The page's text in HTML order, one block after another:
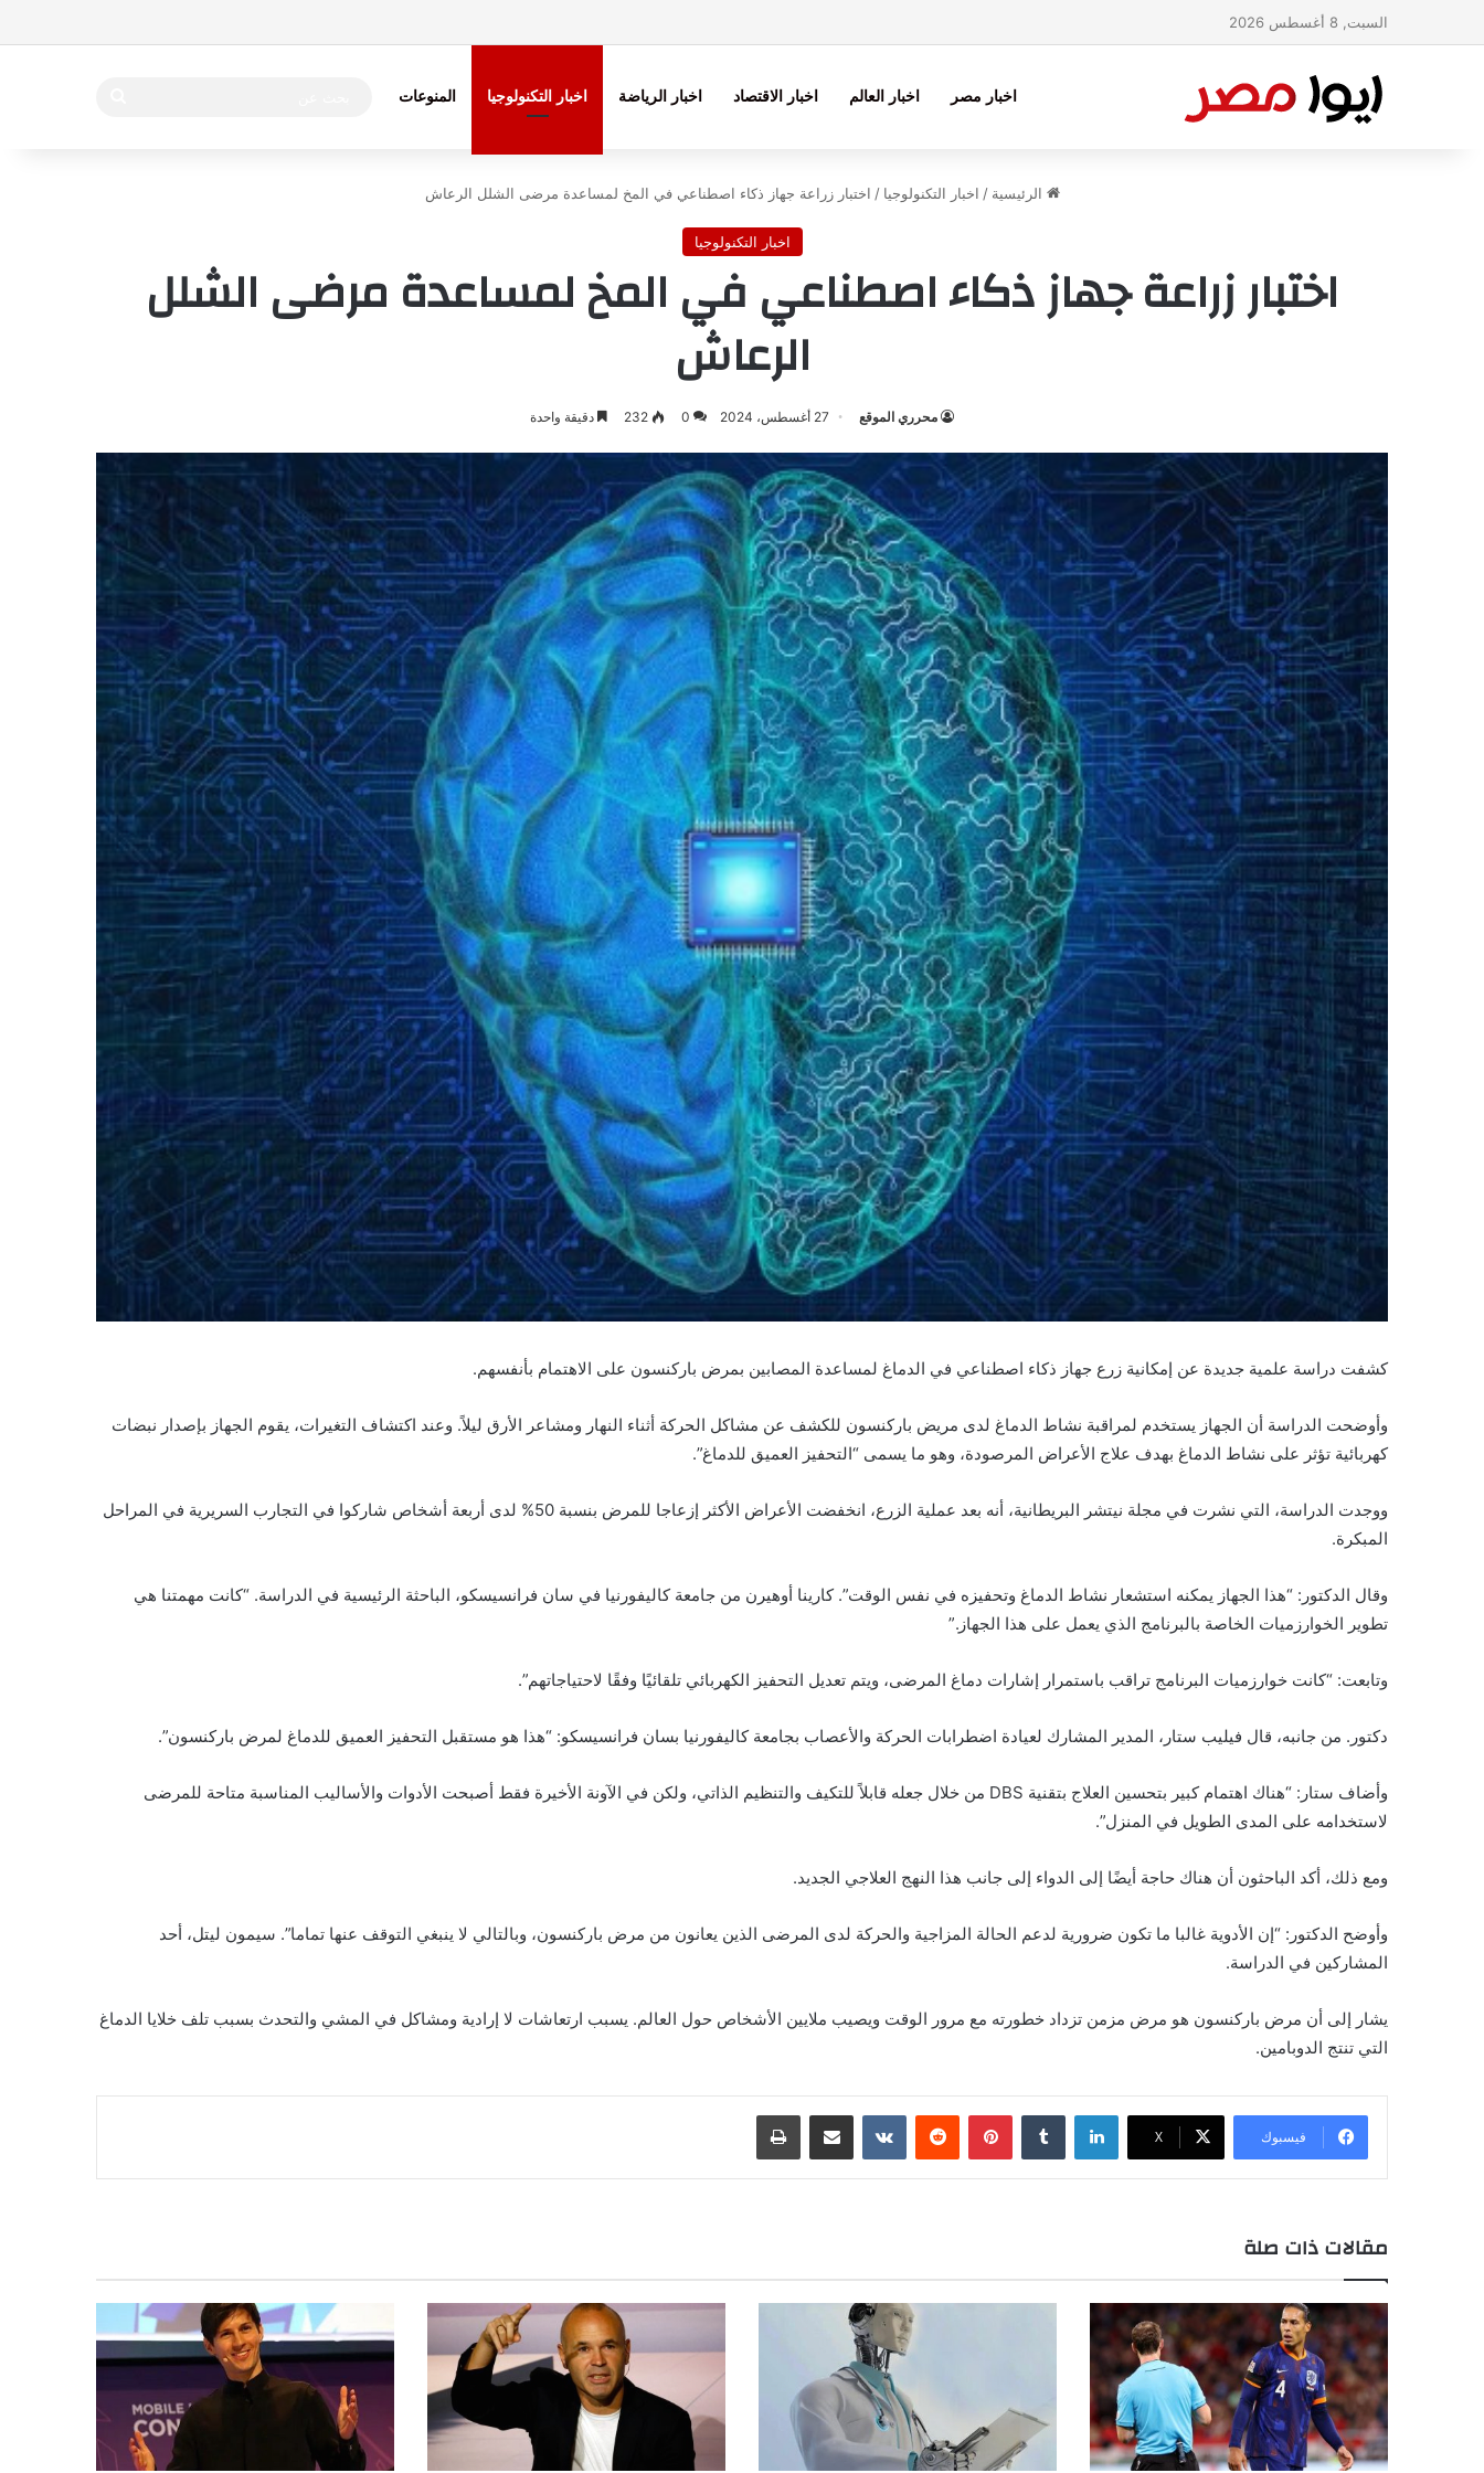
السبت, 8 أغسطس 2026
اخبار مصر اخبار العالم اخبار الاقتصاد اخبار الرياضة اخبار التكنولوجيا المنوعات
الرئيسية / اخبار التكنولوجيا / اختبار زراعة جهاز ذكاء اصطناعي في المخ لمساعدة مرضى الشلل الرعاش
اخبار التكنولوجيا
اختبار زراعة جهاز ذكاء اصطناعي في المخ لمساعدة مرضى الشلل
الرعاش
محرري الموقع 27 أغسطس، 2024 0
232 دقيقة واحدة
كشفت دراسة علمية جديدة عن إمكانية زرع جهاز ذكاء اصطناعي في الدماغ لمساعدة المصابين بمرض باركنسون على الاهتمام بأنفسهم.
وأوضحت الدراسة أن الجهاز يستخدم لمراقبة نشاط الدماغ لدى مريض باركنسون للكشف عن مشاكل الحركة أثناء النهار ومشاعر الأرق ليلاً. وعند اكتشاف التغيرات، يقوم الجهاز بإصدار نبضات
كهربائية تؤثر على نشاط الدماغ بهدف علاج الأعراض المرصودة، وهو ما يسمى “التحفيز العميق للدماغ”.
ووجدت الدراسة، التي نشرت في مجلة نيتشر البريطانية، أنه بعد عملية الزرع، انخفضت الأعراض الأكثر إزعاجا للمرض بنسبة 50% لدى أربعة أشخاص شاركوا في التجارب السريرية في المراحل
المبكرة.
وقال الدكتور: “هذا الجهاز يمكنه استشعار نشاط الدماغ وتحفيزه في نفس الوقت”. كارينا أوهيرن من جامعة كاليفورنيا في سان فرانسيسكو، الباحثة الرئيسية في الدراسة. “كانت مهمتنا هي
تطوير الخوارزميات الخاصة بالبرنامج الذي يعمل على هذا الجهاز.”
وتابعت: “كانت خوارزميات البرنامج تراقب باستمرار إشارات دماغ المرضى، ويتم تعديل التحفيز الكهربائي تلقائيًا وفقًا لاحتياجاتهم”.
دكتور. من جانبه، قال فيليب ستار، المدير المشارك لعيادة اضطرابات الحركة والأعصاب بجامعة كاليفورنيا بسان فرانسيسكو: “هذا هو مستقبل التحفيز العميق للدماغ لمرض باركنسون”.
وأضاف ستار: “هناك اهتمام كبير بتحسين العلاج بتقنية DBS من خلال جعله قابلاً للتكيف والتنظيم الذاتي، ولكن في الآونة الأخيرة فقط أصبحت الأدوات والأساليب المناسبة متاحة للمرضى
لاستخدامه على المدى الطويل في المنزل”.
ومع ذلك، أكد الباحثون أن هناك حاجة أيضًا إلى الدواء إلى جانب هذا النهج العلاجي الجديد.
وأوضح الدكتور: “إن الأدوية غالبا ما تكون ضرورية لدعم الحالة المزاجية والحركة لدى المرضى الذين يعانون من مرض باركنسون، وبالتالي لا ينبغي التوقف عنها تماما”. سيمون ليتل، أحد
المشاركين في الدراسة.
يشار إلى أن مرض باركنسون هو مرض مزمن تزداد خطورته مع مرور الوقت ويصيب ملايين الأشخاص حول العالم. يسبب ارتعاشات لا إرادية ومشاكل في المشي والتحدث بسبب تلف خلايا الدماغ
التي تنتج الدوبامين.
فيسبوك X
لينكدإن بينتيريست مشاركة عبر البريد طباعة
مقالات ذات صلة